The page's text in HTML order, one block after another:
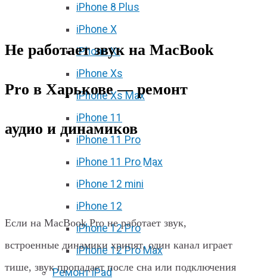
iPhone 8 Plus
iPhone X
iPhone Xr
iPhone Xs
iPhone Xs Max
iPhone 11
iPhone 11 Pro
iPhone 11 Pro Max
iPhone 12 mini
iPhone 12
iPhone 12 Pro
iPhone 12 Pro Max
Ремонт iPad
Не работает звук на MacBook
Pro в Харькове — ремонт
аудио и динамиков
Не работает звук на MacBook Pro
в Харькове
Если на MacBook Pro не работает звук,
встроенные динамики хрипят, один канал играет
тише, звук пропадает после сна или подключения